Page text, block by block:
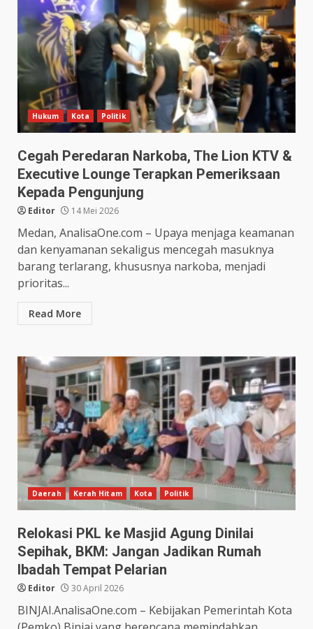
Hukum Kota Politik
Cegah Peredaran Narkoba, The Lion KTV &
Executive Lounge Terapkan Pemeriksaan
Kepada Pengunjung
Editor 14 Mei 2026
Medan, AnalisaOne.com – Upaya menjaga keamanan
dan kenyamanan sekaligus mencegah masuknya
barang terlarang, khususnya narkoba, menjadi
prioritas...
Read More
Daerah Kerah Hitam Kota Politik
Relokasi PKL ke Masjid Agung Dinilai
Sepihak, BKM: Jangan Jadikan Rumah
Ibadah Tempat Pelarian
Editor 30 April 2026
BINJAI.AnalisaOne.com – Kebijakan Pemerintah Kota